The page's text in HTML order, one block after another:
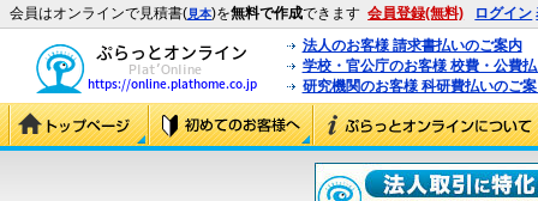
会員はオンラインで見積書(見本)を無料で作成できます 会員登録(無料) ログイン
法人のお客様 請求書払いのご案内
学校・官公庁のお客様 校費・公費
研究機関のお客様 科研費払いのご